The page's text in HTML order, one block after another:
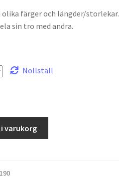
olika färger och längder/storlekar.
sin tro med andra.
Nollställ
i varukorg